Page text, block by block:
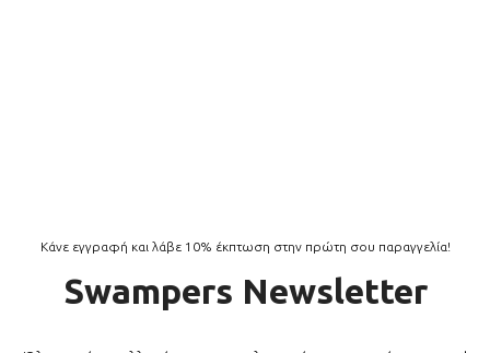
Κάνε εγγραφή και λάβε 10% έκπτωση στην πρώτη σου παραγγελία!
Swampers Newsletter